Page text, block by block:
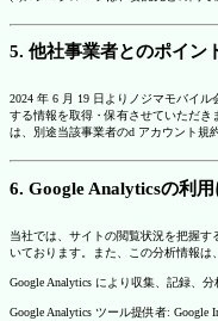
5. 他社事業者とのポイン
2024 年 6 月 19 日よりノジマモバイ
する情報を取得・保有させていただ
は、別途当該事業者のd アカウント規
6. Google Analyticsの利
当社では、サイトの閲覧状況を把握す
いております。また、この分析情報は
Google Analytics により収集、記録、
Google Analytics ツール提供者: Google